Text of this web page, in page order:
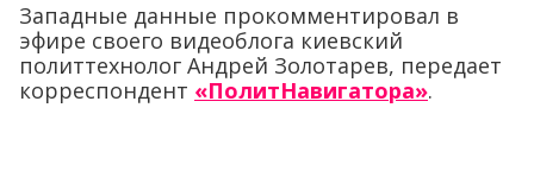
Западные данные прокомментировал в
эфире своего видеоблога киевский
политтехнолог Андрей Золотарев, передает
корреспондент «ПолитНавигатора».